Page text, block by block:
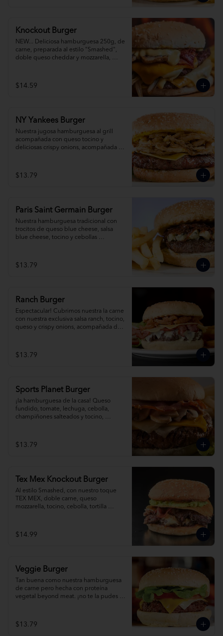
Knockout Burger
NEW... Deliciosa hamburguesa 250g, de
carne, preparada al estilo "Smashed",
doble queso cheddar y mozzarella,
¡Simplemente espectacula!
$14.59
NY Yankees Burger
Nuestra jugosa hamburguesa al grill
acompañada con queso tocino y
deliciosas crispy onions, acompañada de
$13.79
Paris Saint Germain Burger
Nuestra hamburguesa tradicional con
trocitos de queso blue cheese, salsa
blue cheese, tocino y cebollas
$13.79
Ranch Burger
Espectacular! Cubrimos nuestra la carne
con nuestra exclusiva salsa ranch, tocino,
queso y crispy onions, acompañada de
$13.79
Sports Planet Burger
¡la hamburguesa de la casa! Queso
fundido, tomate, lechuga, cebolla,
champiñones salteados y tocino,
$13.79
Tex Mex Knockout Burger
Al estilo Smashed, con nuestro toque
TEX MEX, doble carne, queso
mozzarella, tocino, cebolla, tortilla
$14.99
Veggie Burger
Tan buena como nuestra hamburguesa
de carne pero hecha con proteína
vegetal beyond meat. ¡no te la pudes
$13.79